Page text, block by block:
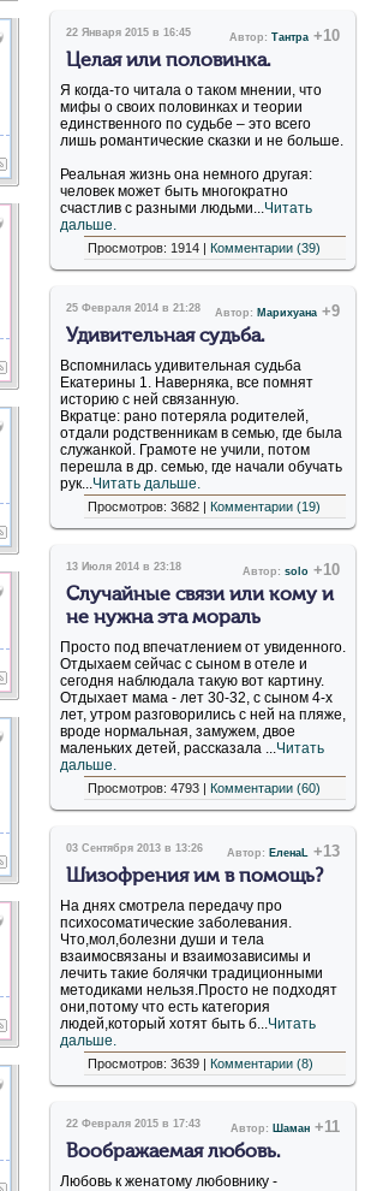
22 Января 2015 в 16:45 Автор: Тантра+10
Целая или половинка.
Я когда-то читала о таком мнении, что
мифы о своих половинках и теории
единственного по судьбе – это всего
лишь романтические сказки и не больше.
Реальная жизнь она немного другая:
человек может быть многократно
счастлив с разными людьми...Читать
дальше.
Просмотров: 1914 | Комментарии (39)
25 Февраля 2014 в 21:28 Автор: Марихуана+9
Удивительная судьба.
Вспомнилась удивительная судьба
Екатерины 1. Наверняка, все помнят
историю с ней связанную.
Вкратце: рано потеряла родителей,
отдали родственникам в семью, где была
служанкой. Грамоте не учили, потом
перешла в др. семью, где начали обучать
рук...Читать дальше.
Просмотров: 3682 | Комментарии (19)
13 Июля 2014 в 23:18 Автор: solo+10
Случайные связи или кому и
не нужна эта мораль
Просто под впечатлением от увиденного.
Отдыхаем сейчас с сыном в отеле и
сегодня наблюдала такую вот картину.
Отдыхает мама - лет 30-32, с сыном 4-х
лет, утром разговорились с ней на пляже,
вроде нормальная, замужем, двое
маленьких детей, рассказала ...Читать
дальше.
Просмотров: 4793 | Комментарии (60)
03 Сентября 2013 в 13:26 Автор: ЕленаL+13
Шизофрения им в помощь?
На днях смотрела передачу про
психосоматические заболевания.
Что,мол,болезни души и тела
взаимосвязаны и взаимозависимы и
лечить такие болячки традиционными
методиками нельзя.Просто не подходят
они,потому что есть категория
людей,который хотят быть б...Читать
дальше.
Просмотров: 3639 | Комментарии (8)
22 Февраля 2015 в 17:43 Автор: Шаман+11
Воображаемая любовь.
Любовь к женатому любовнику -